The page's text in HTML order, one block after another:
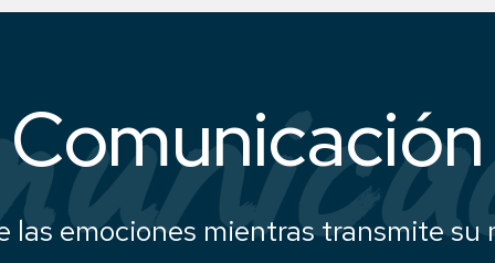
Comunicación
las emociones mientras transmite su